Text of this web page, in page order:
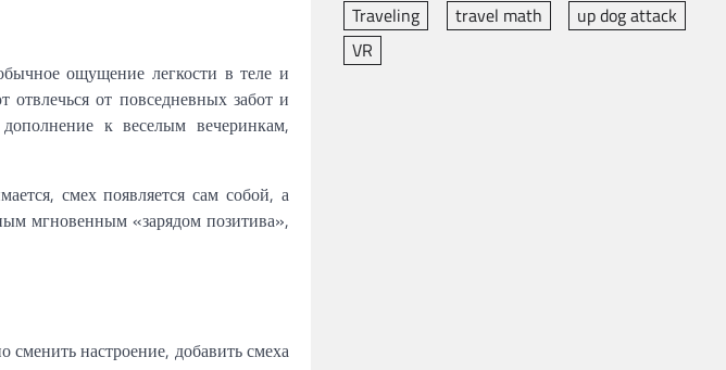
ощущение легкости в теле и
от повседневных забот и
к веселым вечеринкам,
смех появляется сам собой, а
мгновенным «зарядом позитива»,
настроение, добавить смеха
Traveling
travel math
up dog attack
VR